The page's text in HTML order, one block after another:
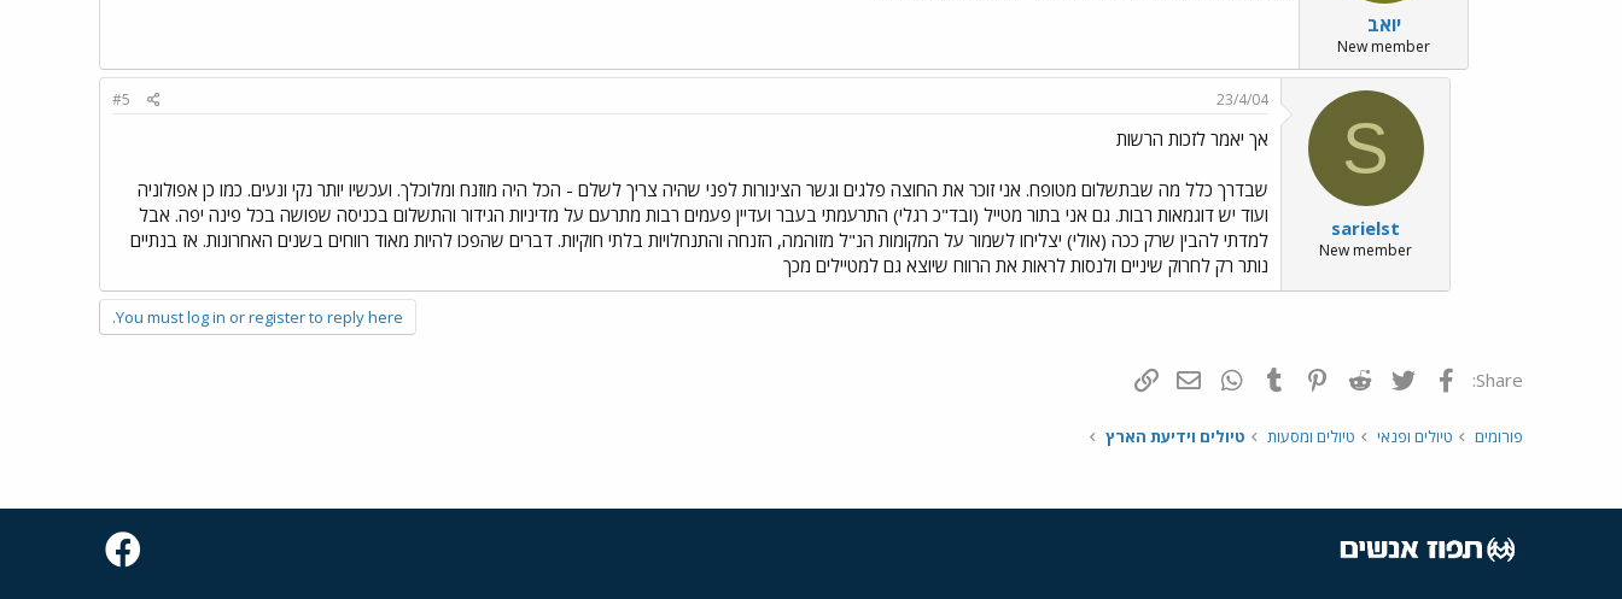
יוֹאב
New member
S
sarielst
New member
23/4/04
#5
אך יאמר לזכות הרשות
שבדרך כלל מה שבתשלום מטופח. אני זוכר את החוצה פלגים וגשר הצינורות לפני שהיה צריך לשלם - הכל היה מוזנח ומלוכלך. ועכשיו יותר נקי ונעים. כמו כן אפולוניה
ועוד יש דוגמאות רבות. גם אני בתור מטייל (ובד"כ רגלי) התרעמתי בעבר ועדיין פעמים רבות מתרעם על מדיניות הגידור והתשלום בכניסה שפושה בכל פינה יפה. אבל
למדתי להבין שרק ככה (אולי) יצליחו לשמור על המקומות הנ"ל מזוהמה, הזנחה והתנחלויות בלתי חוקיות. דברים שהפכו להיות מאוד רווחים בשנים האחרונות. אז בנתיים
נותר רק לחרוק שיניים ולנסות לראות את הרווח שיוצא גם למטיילים מכך
You must log in or register to reply here.
Share: פייסבוק Twitter
Reddit
Pinterest
Tumblr
WhatsAppדואר אלקטרוני
פורומים טיולים ופנאי טיולים ומסעות טיולים וידיעת הארץ